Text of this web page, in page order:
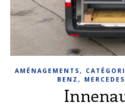
AMÉNAGEMENTS,
BENZ ,